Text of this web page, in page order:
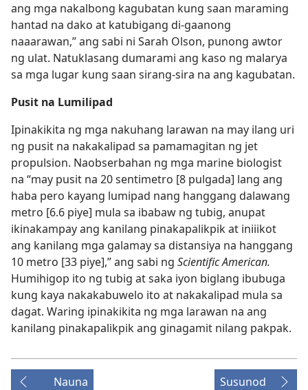
ang mga nakalbong kagubatan kung saan maraming
hantad na dako at katubigang di-gaanong
naaarawan,” ang sabi ni Sarah Olson, punong awtor
ng ulat. Natuklasang dumarami ang kaso ng malarya
sa mga lugar kung saan sirang-sira na ang kagubatan.
Pusit na Lumilipad
Ipinakikita ng mga nakuhang larawan na may ilang uri
ng pusit na nakakalipad sa pamamagitan ng jet
propulsion. Naobserbahan ng mga marine biologist
na “may pusit na 20 sentimetro [8 pulgada] lang ang
haba pero kayang lumipad nang hanggang dalawang
metro [6.6 piye] mula sa ibabaw ng tubig, anupat
ikinakampay ang kanilang pinakapalikpik at iniiikot
ang kanilang mga galamay sa distansiya na hanggang
10 metro [33 piye],” ang sabi ng Scientific American.
Humihigop ito ng tubig at saka iyon biglang ibubuga
kung kaya nakakabuwelo ito at nakakalipad mula sa
dagat. Waring ipinakikita ng mga larawan na ang
kanilang pinakapalikpik ang ginagamit nilang pakpak.
Nauna Susunod